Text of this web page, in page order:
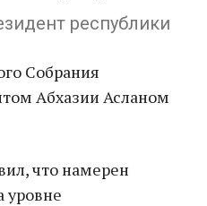
республики
Собрания
Абхазии Асланом
что намерен
уровне